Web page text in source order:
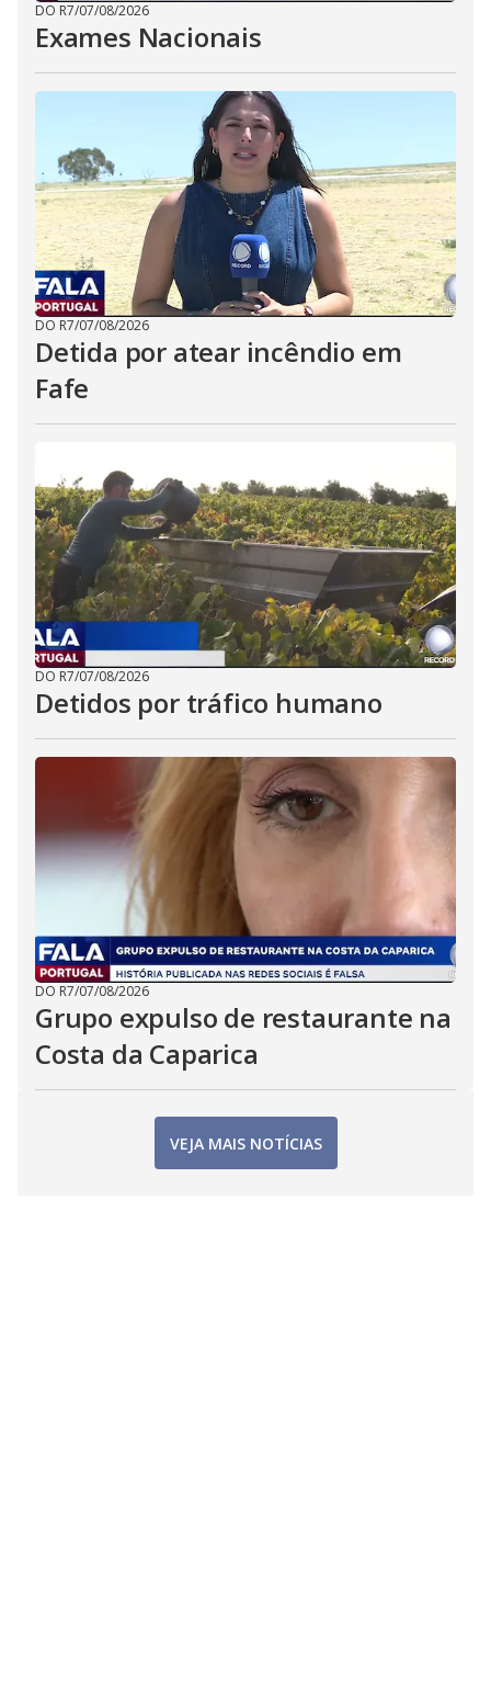
DO R7/07/08/2026
Exames Nacionais
DO R7/07/08/2026
Detida por atear incêndio em
Fafe
DO R7/07/08/2026
Detidos por tráfico humano
DO R7/07/08/2026
Grupo expulso de restaurante na
Costa da Caparica
VEJA MAIS NOTÍCIAS